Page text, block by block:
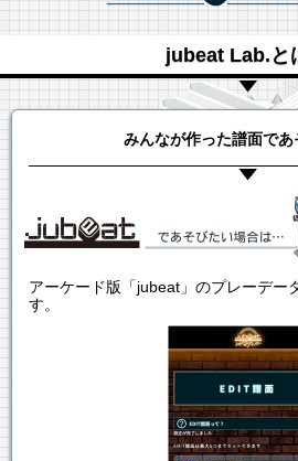
jubeat Lab.と
みんなが作った譜面であ
アーケード版「jubeat」のプレーデー
す。